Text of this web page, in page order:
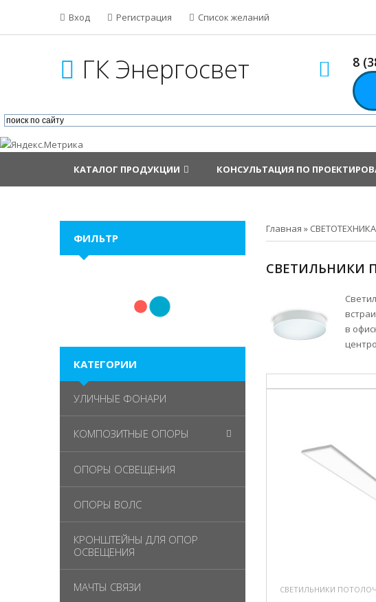
Вход Регистрация Список желаний
ГК Энергосвет 8
КАТАЛОГ ПРОДУКЦИИ КОНСУЛЬТАЦИЯ ПО
Главная » СВЕТОТЕХНИКА
СВЕТИЛЬНИКИ
в
СВЕТИЛЬНИКИ
ФИЛЬТР
КАТЕГОРИИ
УЛИЧНЫЕ ФОНАРИ
КОМПОЗИТНЫЕ ОПОРЫ
ОПОРЫ ОСВЕЩЕНИЯ
ОПОРЫ ВОЛС
КРОНШТЕЙНЫ ДЛЯ ОПОР
ОСВЕЩЕНИЯ
МАЧТЫ СВЯЗИ